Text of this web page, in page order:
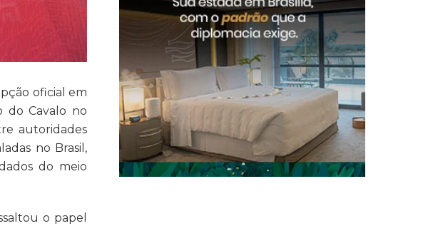
oficial em
do Cavalo no
autoridades
no Brasil,
do meio
o papel